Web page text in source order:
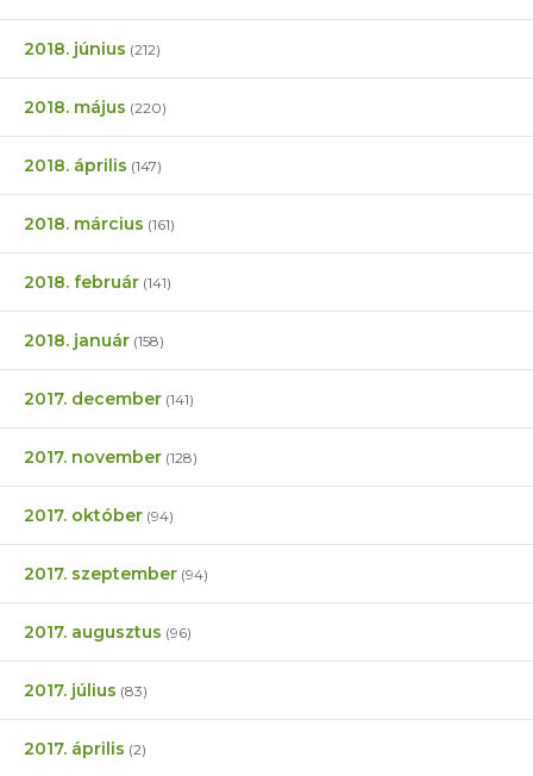
2018. június (212)
2018. május (220)
2018. április (147)
2018. március (161)
2018. február (141)
2018. január (158)
2017. december (141)
2017. november (128)
2017. október (94)
2017. szeptember (94)
2017. augusztus (96)
2017. július (83)
2017. április (2)